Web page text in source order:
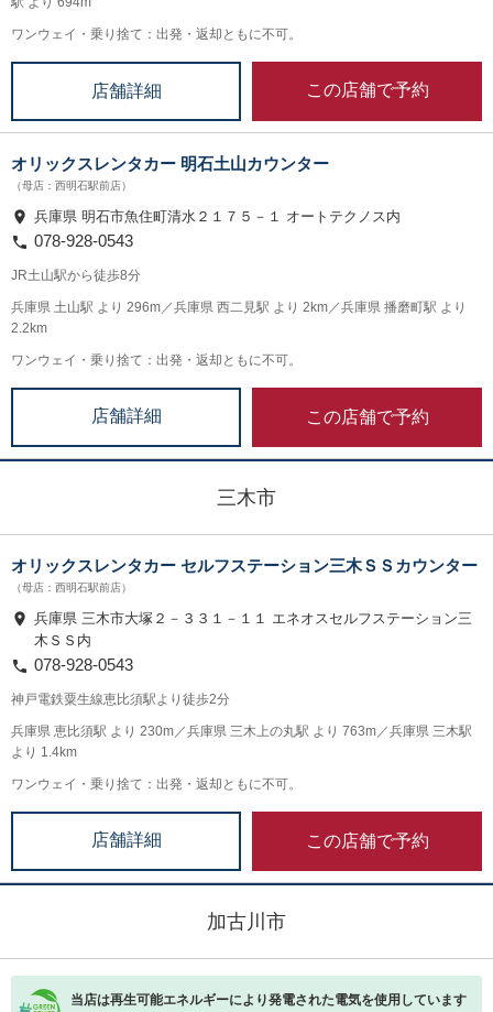
ワンウェイ・乗り捨て：出発・返却ともに不可。
店舗詳細 この店舗で予約
オリックスレンタカー 明石土山カウンター
（母店：西明石駅前店）
兵庫県 明石市魚住町清水２１７５－１ オートテクノス内
078-928-0543
JR土山駅から徒歩8分
兵庫県 土山駅 より 296m／兵庫県 西二見駅 より 2km／兵庫県 播磨町駅 より
2.2km
ワンウェイ・乗り捨て：出発・返却ともに不可。
店舗詳細 この店舗で予約
三木市
オリックスレンタカー セルフステーション三木ＳＳカウンター
（母店：西明石駅前店）
兵庫県 三木市大塚２－３３１－１１ エネオスセルフステーション三
木ＳＳ内
078-928-0543
神戸電鉄粟生線恵比須駅より徒歩2分
兵庫県 恵比須駅 より 230m／兵庫県 三木上の丸駅 より 763m／兵庫県 三木駅
より 1.4km
ワンウェイ・乗り捨て：出発・返却ともに不可。
店舗詳細 この店舗で予約
加古川市
当店は再生可能エネルギーにより発電された電気を使用しています